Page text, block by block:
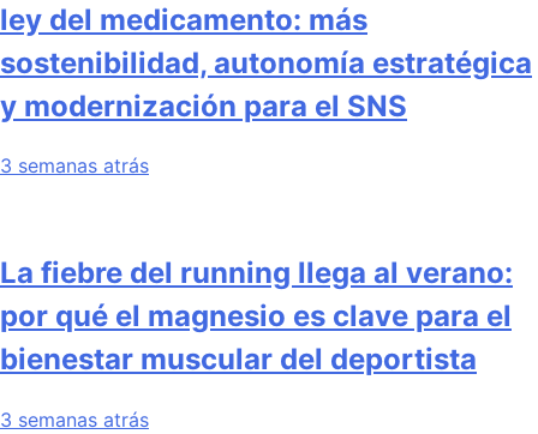
ley del medicamento: más
sostenibilidad, autonomía estratégica
y modernización para el SNS
3 semanas atrás
La fiebre del running llega al verano:
por qué el magnesio es clave para el
bienestar muscular del deportista
3 semanas atrás